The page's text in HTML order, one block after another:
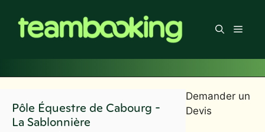
contenu
Menu
Pôle Équestre de Cabourg -
La Sablonnière
Demander un
Devis